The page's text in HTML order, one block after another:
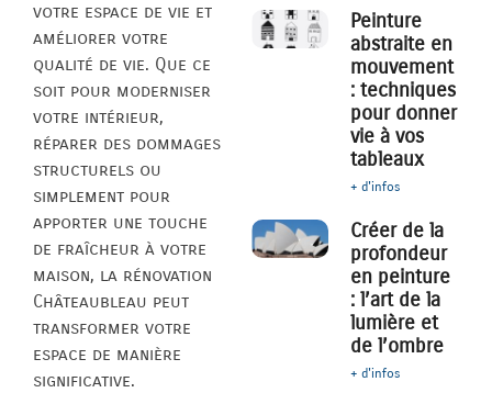
votre espace de vie et
améliorer votre
qualité de vie. Que ce
soit pour moderniser
votre intérieur,
réparer des dommages
structurels ou
simplement pour
apporter une touche
de fraîcheur à votre
maison, la rénovation
Châteaubleau peut
transformer votre
espace de manière
significative.
Peinture
abstraite en
mouvement
: techniques
pour donner
vie à vos
tableaux
+ d'infos
Créer de la
profondeur
en peinture
: l’art de la
lumière et
de l’ombre
+ d'infos